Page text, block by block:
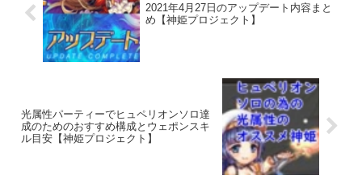
2021年4月27日のアップデート内容まと
め【神姫プロジェクト】
光属性パーティーでヒュペリオンソロ達
成のためのおすすめ構成とウェポンスキ
ル目安【神姫プロジェクト】